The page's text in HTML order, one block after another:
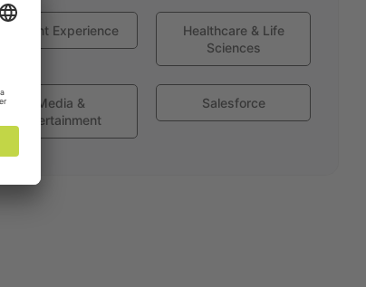
Globant Experience
Healthcare & Life
Sciences
Media &
Entertainment
Salesforce